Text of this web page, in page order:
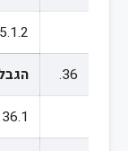
36.
36.1